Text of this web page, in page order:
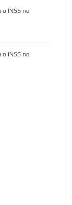
INSS no
INSS no